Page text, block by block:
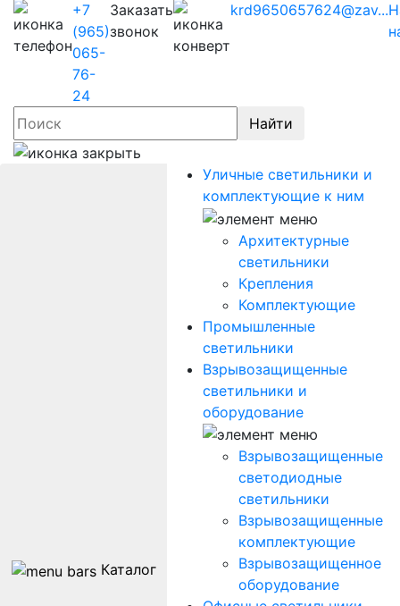
+7
(965)
065-
76-
24
Заказать
звонок
krd9650657624@zav...
Найти
Каталог
Уличные светильники и
комплектующие к ним
Архитектурные
светильники
Крепления
Комплектующие
Промышленные
светильники
Взрывозащищенные
светильники и
оборудование
Взрывозащищенные
светодиодные
светильники
Взрывозащищенные
комплектующие
Взрывозащищенное
оборудование